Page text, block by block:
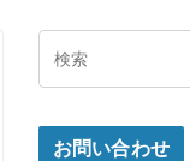
お問い合わせ